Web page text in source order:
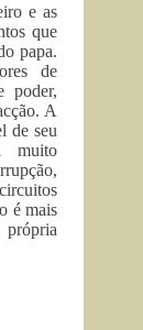
e as
que
papa.
de
poder,
A
de seu
muito
é mais